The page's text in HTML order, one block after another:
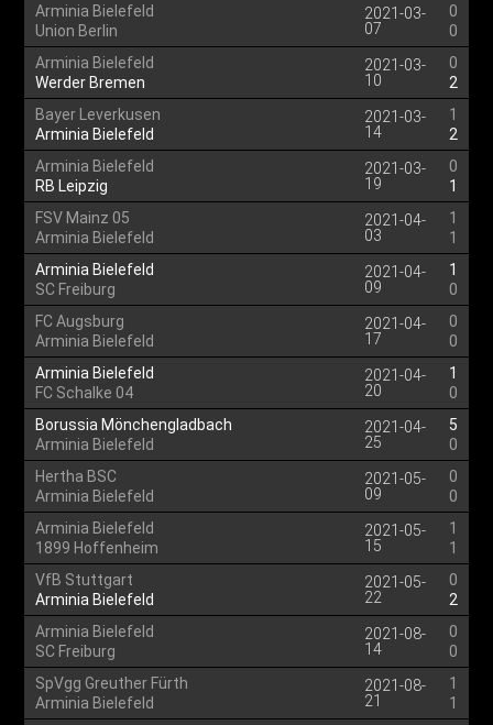
Arminia Bielefeld
Union Berlin
2021-03-
07
0
0
Arminia Bielefeld
Werder Bremen
2021-03-
10
0
2
Bayer Leverkusen
Arminia Bielefeld
2021-03-
14
1
2
Arminia Bielefeld
RB Leipzig
2021-03-
19
0
1
FSV Mainz 05
Arminia Bielefeld
2021-04-
03
1
1
Arminia Bielefeld
SC Freiburg
2021-04-
09
1
0
FC Augsburg
Arminia Bielefeld
2021-04-
17
0
0
Arminia Bielefeld
FC Schalke 04
2021-04-
20
1
0
Borussia Mönchengladbach
Arminia Bielefeld
2021-04-
25
5
0
Hertha BSC
Arminia Bielefeld
2021-05-
09
0
0
Arminia Bielefeld
1899 Hoffenheim
2021-05-
15
1
1
VfB Stuttgart
Arminia Bielefeld
2021-05-
22
0
2
Arminia Bielefeld
SC Freiburg
2021-08-
14
0
0
SpVgg Greuther Fürth
Arminia Bielefeld
2021-08-
21
1
1